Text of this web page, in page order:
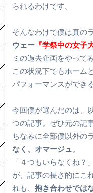
られるわけです。
そんなわけで僕は真の
ウェー『学祭中の女子
ミの過去企画をやって
この状況下でもホーム
パフォーマンスができ
今回僕が選んだのは、
つの記事。ぜひ元の記
ちなみに全部僕以外の
なく、オマージュ 。
「４つもいらなくね
が、記事の長さ的にこ
れも、 抱き合わせでは